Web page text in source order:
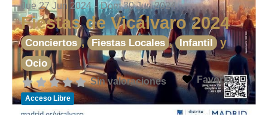
Jue 27 Jun 2024 - Dom 30 Jun 2024
Fiestas de Vicálvaro 2024
Conciertos , Fiestas Locales , Infantil y
Ocio
Sin valoraciones Favorito
Acceso Libre